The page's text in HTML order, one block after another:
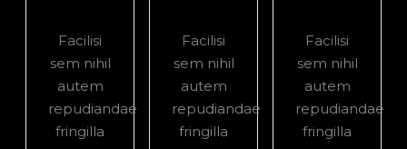
Facilisi
sem nihil
autem
repudiandae
fringilla
Facilisi
sem nihil
autem
repudiandae
fringilla
Facilisi
sem nihil
autem
repudiandae
fringilla